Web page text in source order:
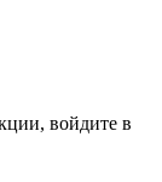
войдите в